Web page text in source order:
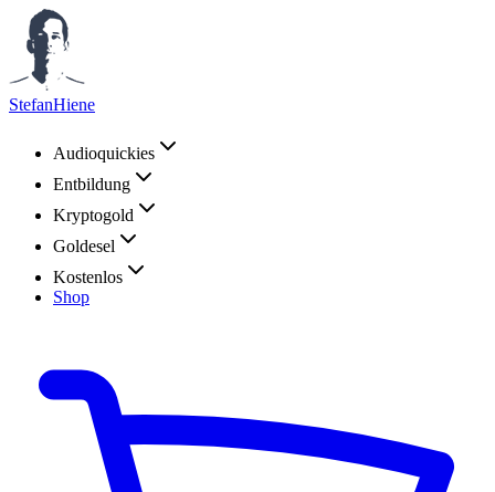
StefanHiene
Audioquickies
Entbildung
Kryptogold
Goldesel
Kostenlos
Shop